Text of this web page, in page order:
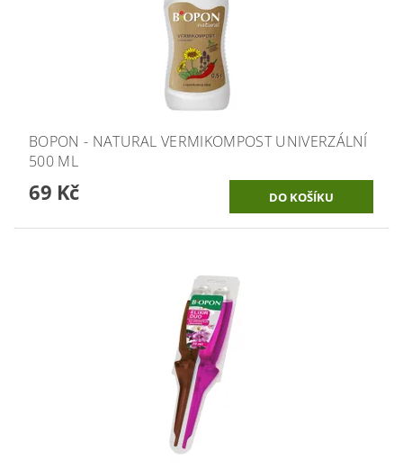
BOPON - NATURAL VERMIKOMPOST UNIVERZÁLNÍ
500 ML
69 Kč